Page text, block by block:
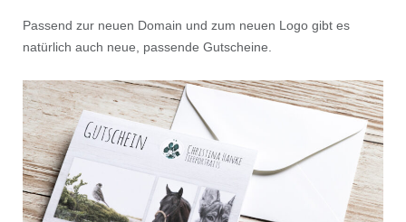
Passend zur neuen Domain und zum neuen Logo gibt es
natürlich auch neue, passende Gutscheine.